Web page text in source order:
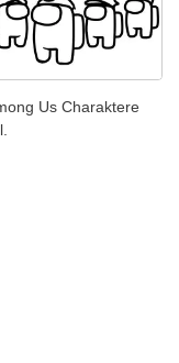
Us Charaktere